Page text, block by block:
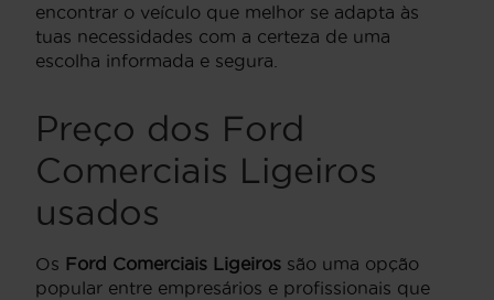
encontrar o veículo que melhor se adapta às
tuas necessidades com a certeza de uma
escolha informada e segura.
Preço dos Ford
Comerciais Ligeiros
usados
Os Ford Comerciais Ligeiros são uma opção
popular entre empresários e profissionais que